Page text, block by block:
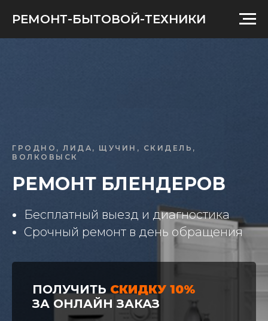
РЕМОНТ-БЫТОВОЙ-ТЕХНИКИ
ГРОДНО, ЛИДА, ЩУЧИН, СКИДЕЛЬ,
ВОЛКОВЫСК
РЕМОНТ БЛЕНДЕРОВ
Бесплатный выезд и диагностика
Срочный ремонт в день обращения
ПОЛУЧИТЬ СКИДКУ 10%
ЗА ОНЛАЙН ЗАКАЗ